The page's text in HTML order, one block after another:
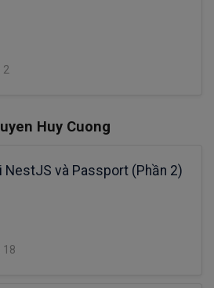
2
Huy Cuong
NestJS và Passport (Phần 2)
18